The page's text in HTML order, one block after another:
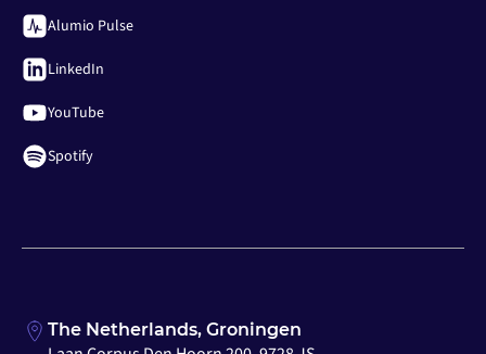
Alumio Pulse
LinkedIn
YouTube
Spotify
The Netherlands, Groningen